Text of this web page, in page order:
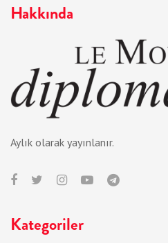
Hakkında
Aylık olarak yayınlanır.
Kategoriler